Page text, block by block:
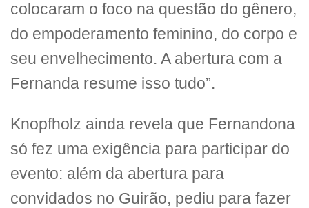
colocaram o foco na questão do gênero,
do empoderamento feminino, do corpo e
seu envelhecimento. A abertura com a
Fernanda resume isso tudo”.
Knopfholz ainda revela que Fernandona
só fez uma exigência para participar do
evento: além da abertura para
convidados no Guirão, pediu para fazer